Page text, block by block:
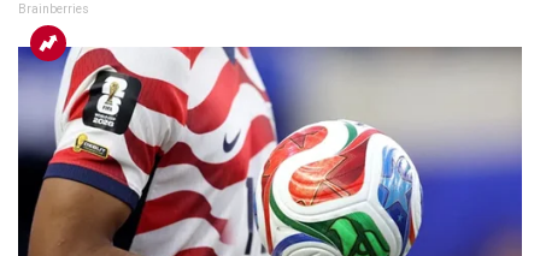
Brainberries